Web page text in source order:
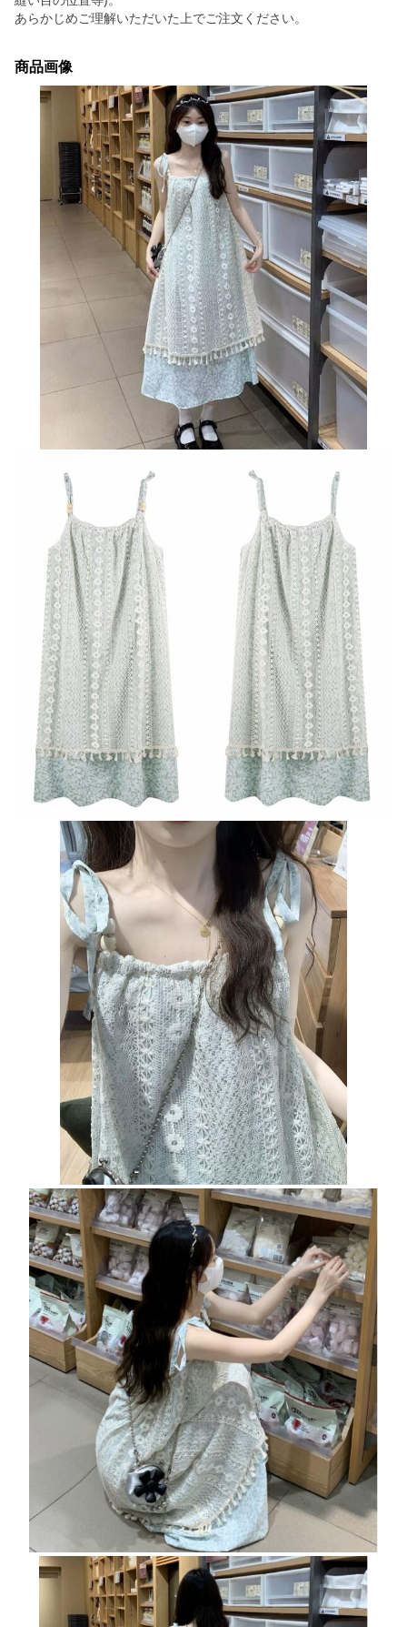
あらかじめご理解いただいた上でご注文ください。
商品画像